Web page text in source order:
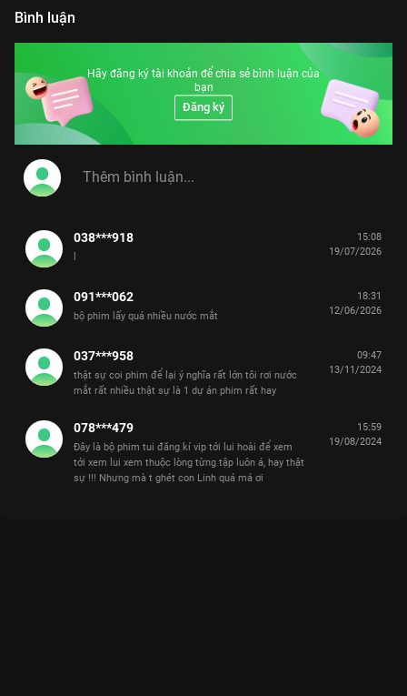
Bình luận
Hãy đăng ký tài khoản để chia sẻ bình luận của
bạn
Đăng ký
038***918
15:08
19/07/2026
091***062
bộ phim lấy quá nhiều nước mắt
18:31
12/06/2026
037***958
thật sự coi phim để lại ý nghĩa rất lớn tôi rơi nước
mắt rất nhiều thật sự là 1 dự án phim rất hay
09:47
13/11/2024
078***479
Đây là bộ phim tui đăng kí vip tới lui hoài để xem
tới xem lui xem thuộc lòng từng tập luôn á, hay thật
sự !!! Nhưng mà t ghét con Linh quá má ơi
15:59
19/08/2024